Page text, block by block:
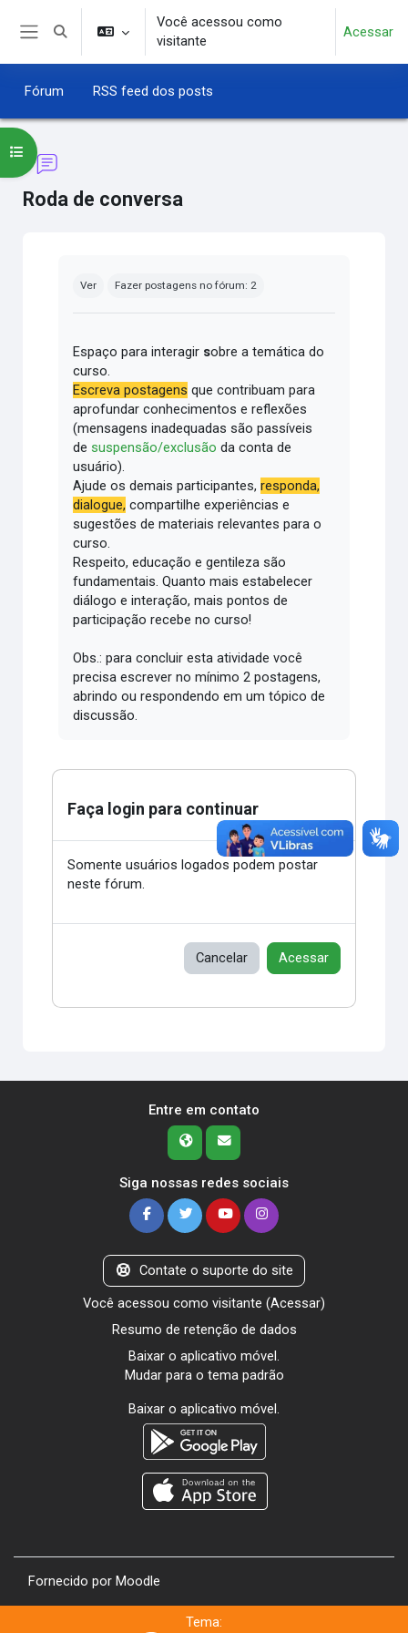
Ir para o conteúdo principal
Alternar entrada de pesquisa
Você acessou como
visitante
Acessar
Fórum RSS feed dos posts
Roda de conversa
Abrir índice do curso
Ver Fazer postagens no fórum: 2
Espaço para interagir sobre a temática do
curso.
Escreva postagens que contribuam para
aprofundar conhecimentos e reflexões
(mensagens inadequadas são passíveis
desuspensão/exclusão da conta de
usuário).
Ajude os demais participantes,responda,
dialogue, compartilhe experiências e
sugestões de materiais relevantes para o
curso.
Respeito, educação e gentileza são
fundamentais.Quanto mais estabelecer
diálogo e interação, mais pontos de
participação recebe no curso!
Obs.: para concluir esta atividade você
precisa escrever no mínimo 2 postagens,
abrindo ou respondendo em um tópico de
discussão.
Faça login para continuar
Somente usuários logados podem postar
neste fórum.
Cancelar Acessar
Entre em contato
Siga nossas redes sociais
Contate o suporte do site
Você acessou como visitante (Acessar)
Resumo de retenção de dados
Baixar o aplicativo móvel.
Mudar para o tema padrão
Baixar o aplicativo móvel.
Fornecido por Moodle
Tema: